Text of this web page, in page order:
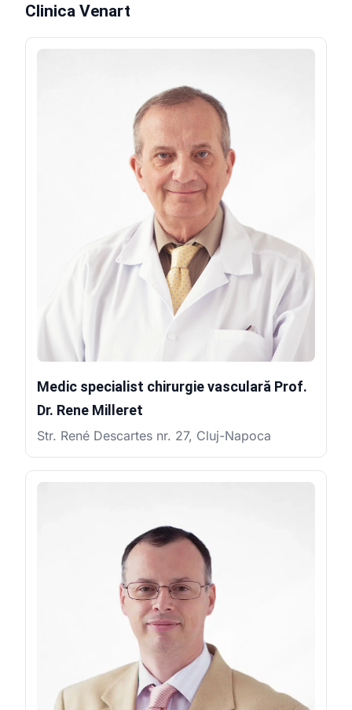
Clinica Venart
Medic specialist chirurgie vasculară Prof.
Dr. Rene Milleret
Str. René Descartes nr. 27, Cluj-Napoca